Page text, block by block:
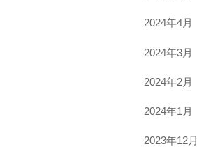
2024年4月
2024年3月
2024年2月
2024年1月
2023年12月